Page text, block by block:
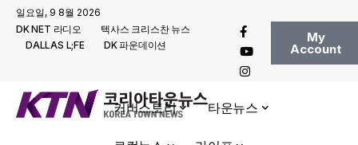
일요일, 9 8월 2026
DK NET 라디오
텍사스 크리스찬 뉴스
DALLAS L;FE
DK 파운데이션
My
Account
커버스토리 타운뉴스